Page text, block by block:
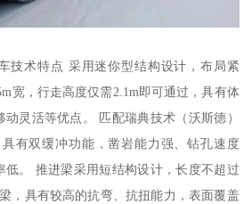
技术特点 采用迷你型结构设计，布局紧
宽，行走高度仅需2.1m即可通过，具有体
灵活等优点。 匹配瑞典技术（沃斯德）
具有双缓冲功能，凿岩能力强、钻孔速度
低。 推进梁采用短结构设计，长度不超过
，具有较高的抗弯、抗扭能力，表面覆盖